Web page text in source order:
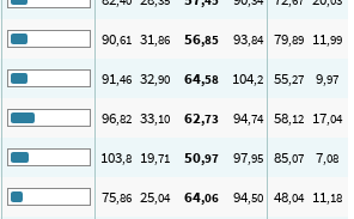
90,61 31,86 56,85 93,84 79,89 11,99
91,46 32,90 64,58 104,2 55,27 9,97
96,82 33,10 62,73 94,74 58,12 17,04
103,8 19,71 50,97 97,95 85,07 7,08
75,86 25,04 64,06 94,50 48,04 11,18